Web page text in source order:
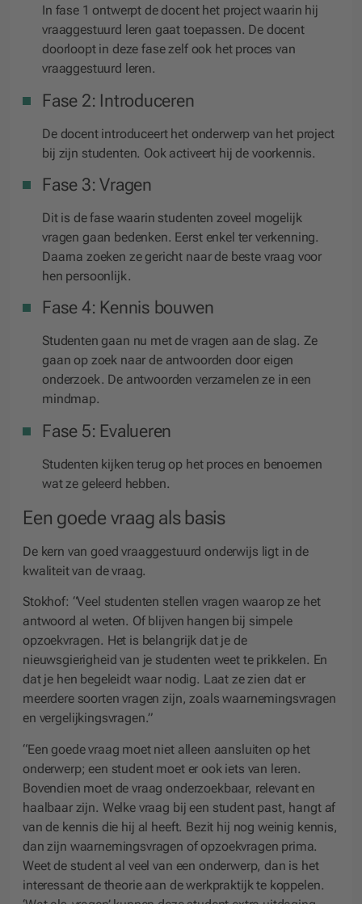
In fase 1 ontwerpt de docent het project waarin hij
vraaggestuurd leren gaat toepassen. De docent
doorloopt in deze fase zelf ook het proces van
vraaggestuurd leren.
Fase 2: Introduceren
De docent introduceert het onderwerp van het project
bij zijn studenten. Ook activeert hij de voorkennis.
Fase 3: Vragen
Dit is de fase waarin studenten zoveel mogelijk
vragen gaan bedenken. Eerst enkel ter verkenning.
Daarna zoeken ze gericht naar de beste vraag voor
hen persoonlijk.
Fase 4: Kennis bouwen
Studenten gaan nu met de vragen aan de slag. Ze
gaan op zoek naar de antwoorden door eigen
onderzoek. De antwoorden verzamelen ze in een
mindmap.
Fase 5: Evalueren
Studenten kijken terug op het proces en benoemen
wat ze geleerd hebben.
Een goede vraag als basis
De kern van goed vraaggestuurd onderwijs ligt in de
kwaliteit van de vraag.
Stokhof: “Veel studenten stellen vragen waarop ze het
antwoord al weten. Of blijven hangen bij simpele
opzoekvragen. Het is belangrijk dat je de
nieuwsgierigheid van je studenten weet te prikkelen. En
dat je hen begeleidt waar nodig. Laat ze zien dat er
meerdere soorten vragen zijn, zoals waarnemingsvragen
en vergelijkingsvragen.”
“Een goede vraag moet niet alleen aansluiten op het
onderwerp; een student moet er ook iets van leren.
Bovendien moet de vraag onderzoekbaar, relevant en
haalbaar zijn. Welke vraag bij een student past, hangt af
van de kennis die hij al heeft. Bezit hij nog weinig kennis,
dan zijn waarnemingsvragen of opzoekvragen prima.
Weet de student al veel van een onderwerp, dan is het
interessant de theorie aan de werkpraktijk te koppelen.